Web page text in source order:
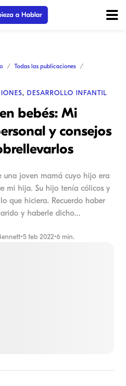
a Hablar
Todas las publicaciones
, DESARROLLO INFANTIL
bebés: Mi
y consejos
una joven mamá cuyo hijo era
mi hija. Su hijo tenía cólicos y
que hiciera. Recuerdo haber
y haberle dicho...
•5 feb 2022•6 min.